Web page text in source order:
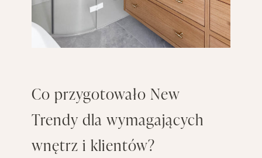
Co przygotowało New
Trendy dla wymagających
wnętrz i klientów?